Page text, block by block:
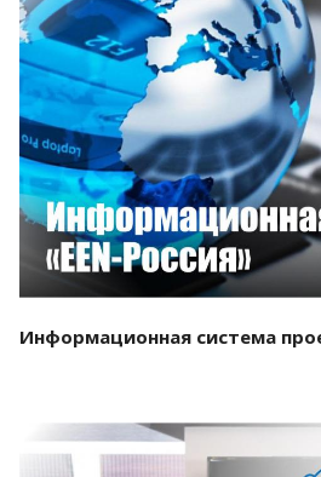
Смотреть проект
Информационная система